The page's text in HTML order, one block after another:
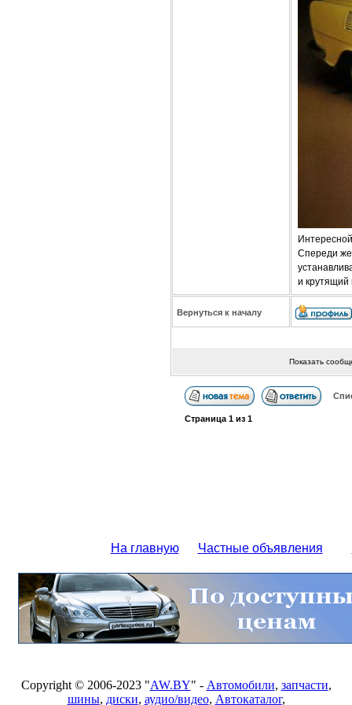
Спереди же
и крутящий
Вернуться к началу
Показать
Страница 1из 1
На главную Частные объявления
Copyright © 2006-2023 "AW.BY" - Автомобили, запчасти,
шины, диски, аудио/видео, Автокаталог,